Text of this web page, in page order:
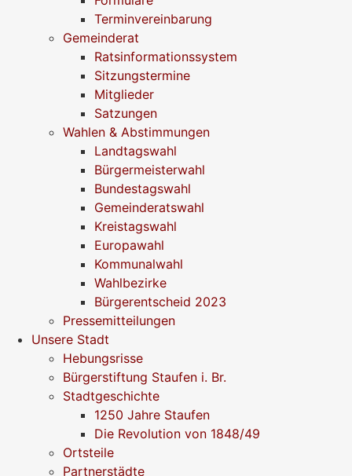
Terminvereinbarung
Gemeinderat
Ratsinformationssystem
Sitzungstermine
Mitglieder
Satzungen
Wahlen & Abstimmungen
Landtagswahl
Bürgermeisterwahl
Bundestagswahl
Gemeinderatswahl
Kreistagswahl
Europawahl
Kommunalwahl
Wahlbezirke
Bürgerentscheid 2023
Pressemitteilungen
Unsere Stadt
Hebungsrisse
Bürgerstiftung Staufen i. Br.
Stadtgeschichte
1250 Jahre Staufen
Die Revolution von 1848/49
Ortsteile
Partnerstädte